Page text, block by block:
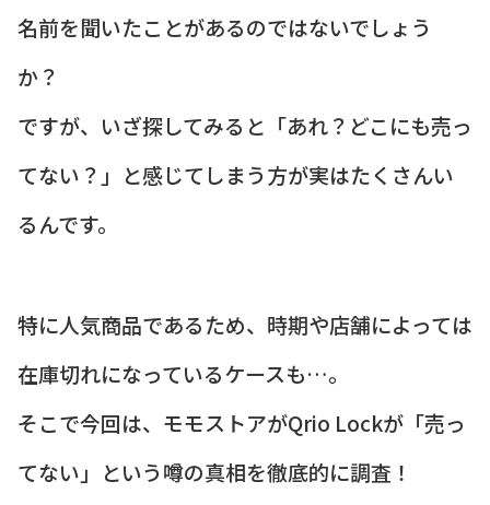
名前を聞いたことがあるのではないでしょう
か？
ですが、いざ探してみると「あれ？どこにも売っ
てない？」と感じてしまう方が実はたくさんい
るんです。
特に人気商品であるため、時期や店舗によっては
在庫切れになっているケースも…。
そこで今回は、モモストアがQrio Lockが「売っ
てない」という噂の真相を徹底的に調査！